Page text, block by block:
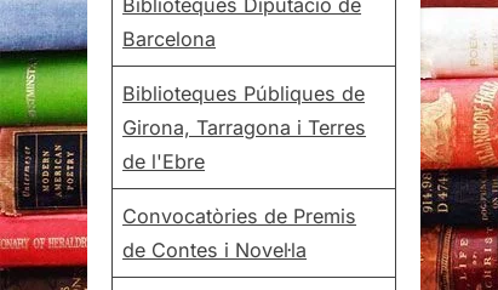
Barcelona
Biblioteques Públiques de
Girona, Tarragona i Terres
de l'Ebre
Convocatòries de Premis
de Contes i Novel·la